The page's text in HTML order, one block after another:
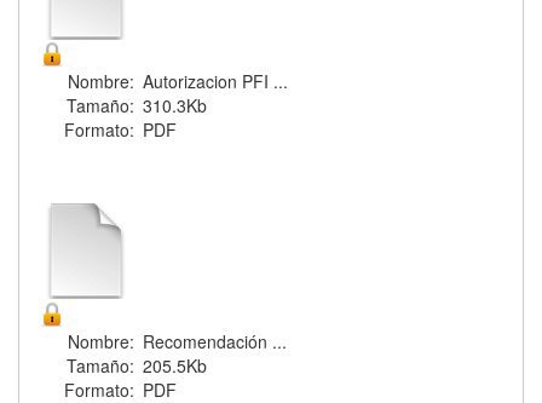
Nombre: Autorizacion PFI ...
Tamaño: 310.3Kb
Formato: PDF
Nombre: Recomendación ...
Tamaño: 205.5Kb
Formato: PDF